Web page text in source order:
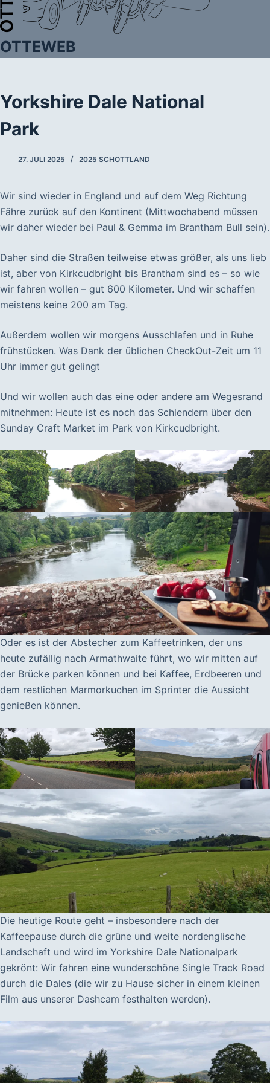
OTTEWEB
Yorkshire Dale National
Park
27. JULI 2025 2025 SCHOTTLAND
Wir sind wieder in England und auf dem Weg Richtung
Fähre zurück auf den Kontinent (Mittwochabend müssen
wir daher wieder bei Paul & Gemma im Brantham Bull sein).
Daher sind die Straßen teilweise etwas größer, als uns lieb
ist, aber von Kirkcudbright bis Brantham sind es – so wie
wir fahren wollen – gut 600 Kilometer. Und wir schaffen
meistens keine 200 am Tag.
Außerdem wollen wir morgens Ausschlafen und in Ruhe
frühstücken. Was Dank der üblichen CheckOut-Zeit um 11
Uhr immer gut gelingt
Und wir wollen auch das eine oder andere am Wegesrand
mitnehmen: Heute ist es noch das Schlendern über den
Sunday Craft Market im Park von Kirkcudbright.
Oder es ist der Abstecher zum Kaffeetrinken, der uns
heute zufällig nach Armathwaite führt, wo wir mitten auf
der Brücke parken können und bei Kaffee, Erdbeeren und
dem restlichen Marmorkuchen im Sprinter die Aussicht
genießen können.
Die heutige Route geht – insbesondere nach der
Kaffeepause durch die grüne und weite nordenglische
Landschaft und wird im Yorkshire Dale Nationalpark
gekrönt: Wir fahren eine wunderschöne Single Track Road
durch die Dales (die wir zu Hause sicher in einem kleinen
Film aus unserer Dashcam festhalten werden).